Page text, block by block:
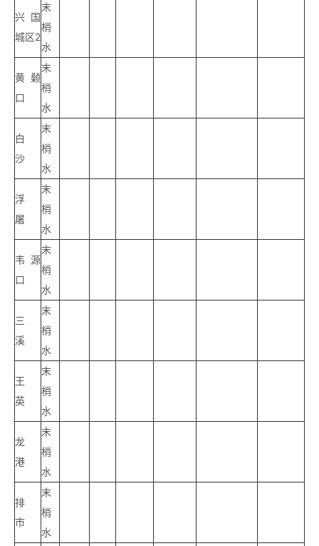
兴国
城区2
末
梢
水
黄颡
口
末
梢
水
白
沙
末
梢
水
浮
屠
末
梢
水
韦源
口
末
梢
水
三
溪
末
梢
水
王
英
末
梢
水
龙
港
末
梢
水
排
市
末
梢
水